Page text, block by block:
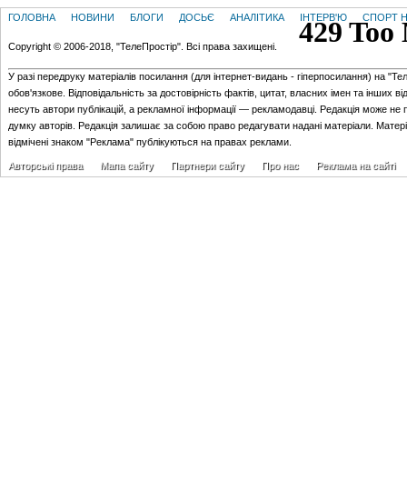
ГОЛОВНА НОВИНИ БЛОГИ ДОСЬЄ АНАЛІТИКА ІНТЕРВ'Ю СПОРТ
Copyright © 2006-2018, "ТелеПростір". Всі права захищені.
У разі передруку матеріалів посилання (для iнтернет-видань - гiперпосилання) на
обов'язкове. Відповідальність за достовірність фактів, цитат, власних імен та інших
несуть автори публікацій, а рекламної інформації — рекламодавці. Редакція може не
думку авторів. Редакція залишає за собою право редагувати надані матеріали.
відмічені знаком "Реклама" публікуються на правах реклами.
Авторські права Мапа сайту Партнери сайту Про нас Реклама на сайті